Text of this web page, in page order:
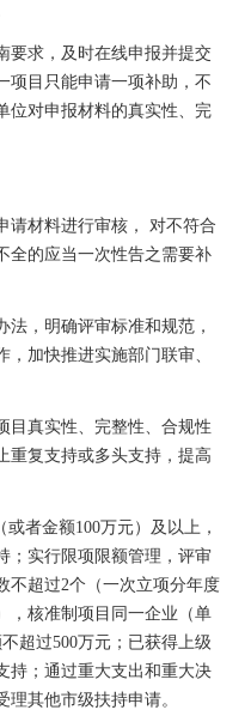
要求，及时在线申报并提交
项目只能申请一项补助，不
位对申报材料的真实性、完
请材料进行审核， 对不符合
全的应当一次性告之需要补
，明确评审标准和规范，
加快推进实施部门联审、
目真实性、完整性、合规性
重复支持或多头支持，提高
者金额100万元）及以上，
；实行限项限额管理，评审
不超过2个（一次立项分年度
，核准制项目同一企业（单
超过500万元；已获得上级
持；通过重大支出和重大决
其他市级扶持申请。